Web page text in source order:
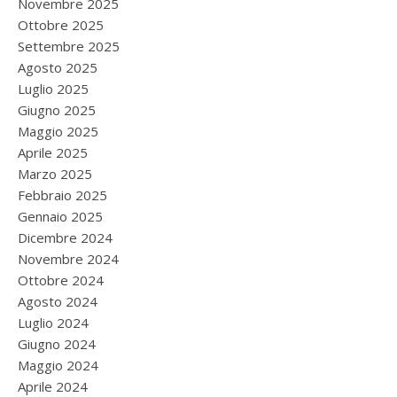
Novembre 2025
Ottobre 2025
Settembre 2025
Agosto 2025
Luglio 2025
Giugno 2025
Maggio 2025
Aprile 2025
Marzo 2025
Febbraio 2025
Gennaio 2025
Dicembre 2024
Novembre 2024
Ottobre 2024
Agosto 2024
Luglio 2024
Giugno 2024
Maggio 2024
Aprile 2024